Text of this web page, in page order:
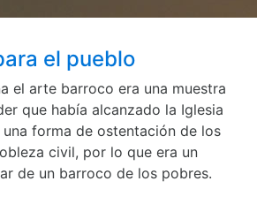
el pueblo
el arte barroco era una muestra
que había alcanzado la Iglesia
forma de ostentación de los
civil, por lo que era un
de un barroco de los pobres.